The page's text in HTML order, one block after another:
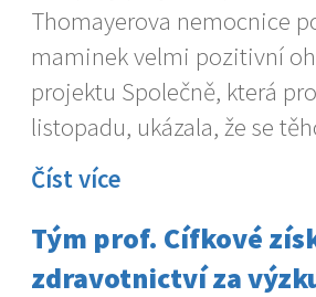
Thomayerova nemocnice
maminek velmi pozitivní
projektu Společně, která
listopadu, ukázala, že se
Číst více
Tým prof. Cífkové
zdravotnictví za